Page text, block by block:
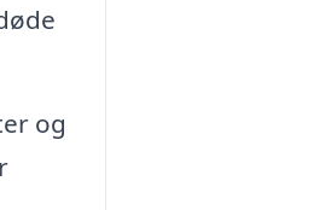
og